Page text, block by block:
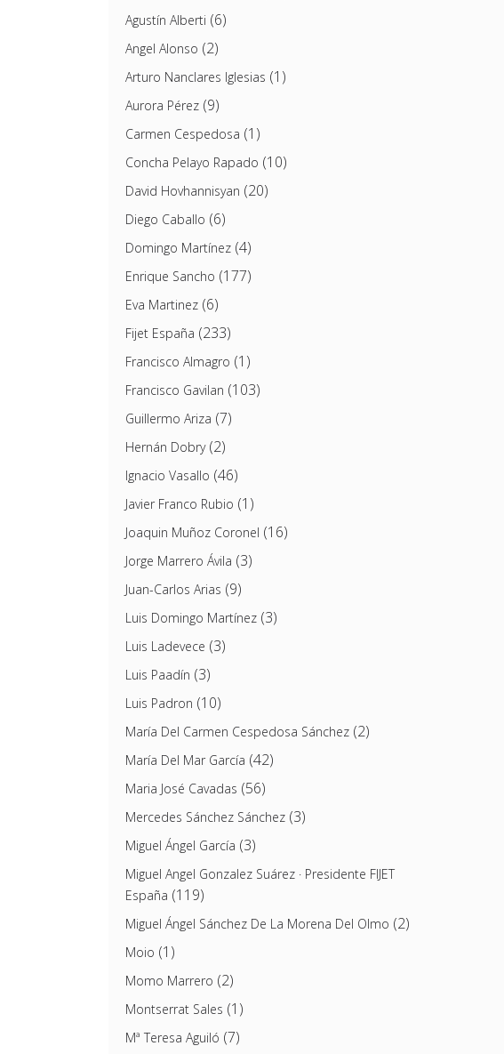
Agustín Alberti (6)
Angel Alonso (2)
Arturo Nanclares Iglesias (1)
Aurora Pérez(9)
Carmen Cespedosa (1)
Concha Pelayo Rapado (10)
David Hovhannisyan (20)
Diego Caballo (6)
Domingo Martínez(4)
Enrique Sancho (177)
Eva Martinez(6)
Fijet España (233)
Francisco Almagro (1)
Francisco Gavilan (103)
Guillermo Ariza (7)
Hernán Dobry(2)
Ignacio Vasallo (46)
Javier Franco Rubio (1)
Joaquin Muñoz Coronel (16)
Jorge Marrero Ávila (3)
Juan-Carlos Arias (9)
Luis Domingo Martínez(3)
Luis Ladevece (3)
Luis Paadín (3)
Luis Padron (10)
María Del Carmen Cespedosa Sánchez(2)
María Del Mar García (42)
Maria José Cavadas (56)
Mercedes Sánchez Sánchez(3)
Miguel Ángel García (3)
Miguel Angel Gonzalez Suárez · Presidente FIJET
España (119)
Miguel Ángel Sánchez De La Morena Del Olmo (2)
Moio (1)
Momo Marrero (2)
Montserrat Sales (1)
Mª Teresa Aguiló (7)